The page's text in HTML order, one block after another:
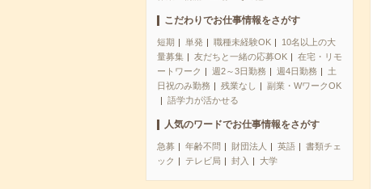
こだわりでお仕事情報をさがす
短期 単発 職種未経験OK
10名以上の大
量募集
友だちと一緒の応募OK
在宅・リモ
ートワーク
週2～3日勤務 週4日勤務
土
日祝のみ勤務
残業なし
副業・WワークOK
語学力が活かせる
人気のワードでお仕事情報をさがす
急募 年齢不問 財団法人 英語
書類チェ
ック
テレビ局 封入 大学